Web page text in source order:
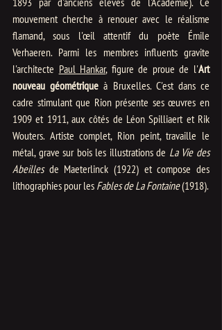
mouvement cherche à renouer avec le réalisme
flamand, sous l'œil attentif du poète Émile
Verhaeren. Parmi les membres influents gravite
l'architecte Paul Hankar, figure de proue de l'Art
nouveau géométrique à Bruxelles. C'est dans ce
cadre stimulant que Rion présente ses œuvres en
1909 et 1911, aux côtés de Léon Spilliaert et Rik
Wouters. Artiste complet, Rion peint, travaille le
métal, grave sur bois les illustrations de La Vie des
Abeilles de Maeterlinck (1922) et compose des
lithographies pour les Fables de La Fontaine (1918).